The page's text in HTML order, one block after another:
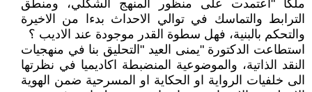
ملكا "اعتمدت على منظور المنهج الشكلي، ومنطق
الترابط والتماسك في توالي الاحداث بدءا من الاخيرة
والتحكم بالبنية، فهل سطوة القدر موجودة عند الاديب ؟
استطاعت الدكتورة "يمنى العيد "التحليق بنا في منهجيات
النقد الذاتية، والموضوعية المنضبطة اكاديميا في نظرتها
الى خلفيات الرواية او الحكاية او المسرحية ضمن الهوية